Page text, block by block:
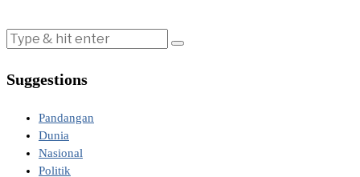
Suggestions
Pandangan
Dunia
Nasional
Politik